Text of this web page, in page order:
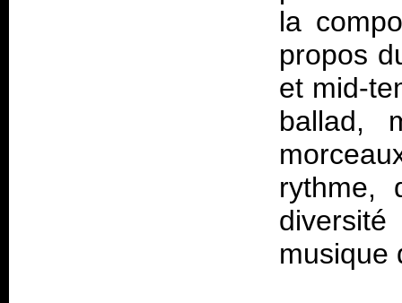
la
propos
et mid-
ballad,
rythme,
musique